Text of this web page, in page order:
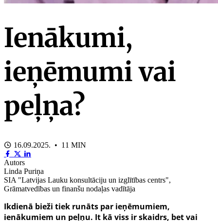
Ienākumi,
ieņēmumi vai
peļņa?
16.09.2025. • 11 MIN
Autors
Linda Puriņa
SIA "Latvijas Lauku konsultāciju un izglītības centrs",
Grāmatvedības un finanšu nodaļas vadītāja
Ikdienā bieži tiek runāts par ieņēmumiem,
ienākumiem un peļņu. It kā viss ir skaidrs, bet vai